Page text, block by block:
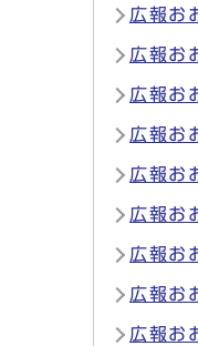
広報お
広報お
広報お
広報お
広報お
広報お
広報お
広報お
広報お